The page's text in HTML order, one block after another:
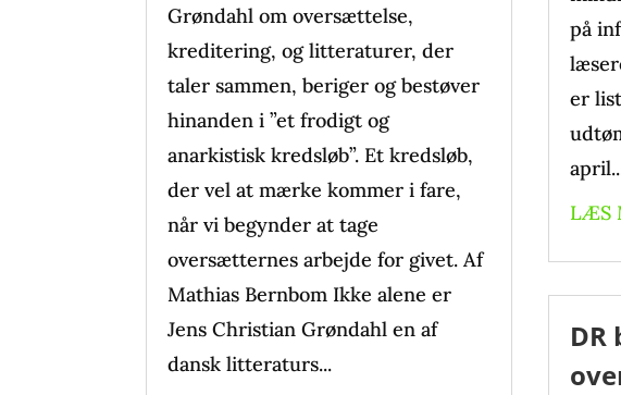
Grøndahl om oversættelse,
kreditering, og litteraturer, der
taler sammen, beriger og bestøver
hinanden i ”et frodigt og
anarkistisk kredsløb”. Et kredsløb,
der vel at mærke kommer i fare,
når vi begynder at tage
oversætternes arbejde for givet. Af
Mathias Bernbom Ikke alene er
Jens Christian Grøndahl en af
dansk litteraturs...
på
er
LÆS